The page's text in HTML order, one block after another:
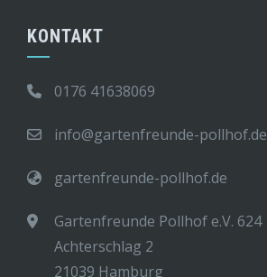
KONTAKT
0176 41638069
info@gartenfreunde-pollhof.de
gartenfreunde-pollhof.de
Gartenfreunde Pollhof e.V. 624
Achterschlag 2
21039 Hamburg